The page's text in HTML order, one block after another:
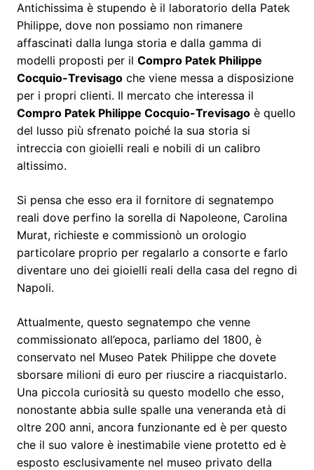
Antichissima è stupendo è il laboratorio della Patek
Philippe, dove non possiamo non rimanere
affascinati dalla lunga storia e dalla gamma di
modelli proposti per il Compro Patek Philippe
Cocquio-Trevisago che viene messa a disposizione
per i propri clienti. Il mercato che interessa il
Compro Patek Philippe Cocquio-Trevisago è quello
del lusso più sfrenato poiché la sua storia si
intreccia con gioielli reali e nobili di un calibro
altissimo.
Si pensa che esso era il fornitore di segnatempo
reali dove perfino la sorella di Napoleone, Carolina
Murat, richieste e commissionò un orologio
particolare proprio per regalarlo a consorte e farlo
diventare uno dei gioielli reali della casa del regno di
Napoli.
Attualmente, questo segnatempo che venne
commissionato all’epoca, parliamo del 1800, è
conservato nel Museo Patek Philippe che dovete
sborsare milioni di euro per riuscire a riacquistarlo.
Una piccola curiosità su questo modello che esso,
nonostante abbia sulle spalle una veneranda età di
oltre 200 anni, ancora funzionante ed è per questo
che il suo valore è inestimabile viene protetto ed è
esposto esclusivamente nel museo privato della